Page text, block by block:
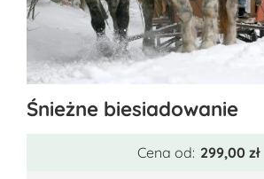
Ten
produkt
Śnieżne biesiadowanie
Cena od: 299,00zł